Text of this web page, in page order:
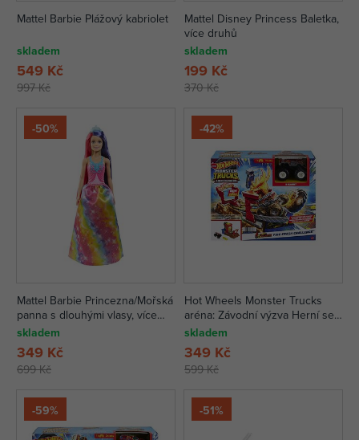
Mattel Barbie Plážový kabriolet
skladem
997 Kč
549 Kč
Mattel Disney Princess Baletka,
více druhů
skladem
370 Kč
199 Kč
-50%
Mattel Barbie Princezna/Mořská
panna s dlouhými vlasy, více
druhů
skladem
699 Kč
349 Kč
-42%
Hot Wheels Monster Trucks
aréna: Závodní výzva Herní set,
více druhů
skladem
599 Kč
349 Kč
-59% -51%